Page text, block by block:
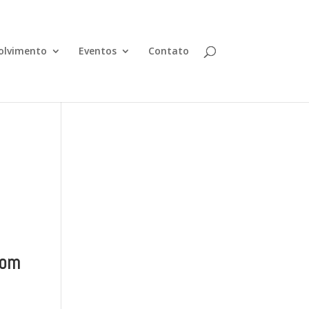
Eventos Contato